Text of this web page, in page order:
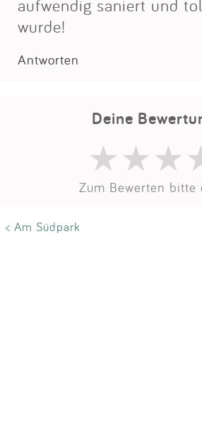
aufwendig saniert und
wurde!
Antworten
Deine
Zum Bewerten bitte
< Am Südpark